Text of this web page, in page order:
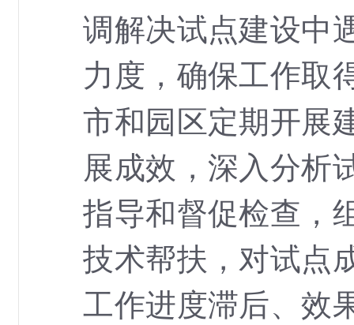
调解决试点建设中
力度，确保工作取
市和园区定期开展
展成效，深入分析
指导和督促检查，
技术帮扶，对试点
工作进度滞后、效